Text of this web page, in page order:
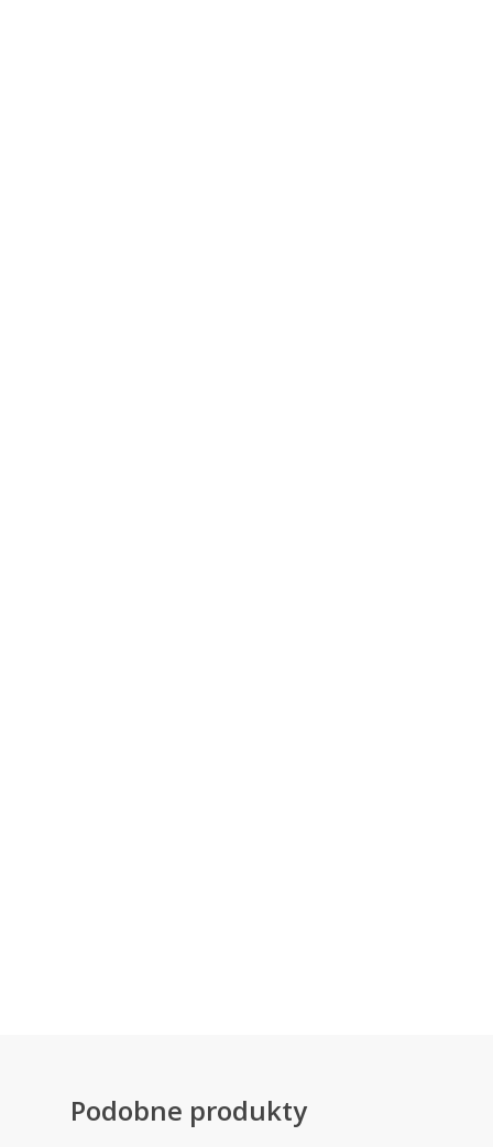
Podobne produkty